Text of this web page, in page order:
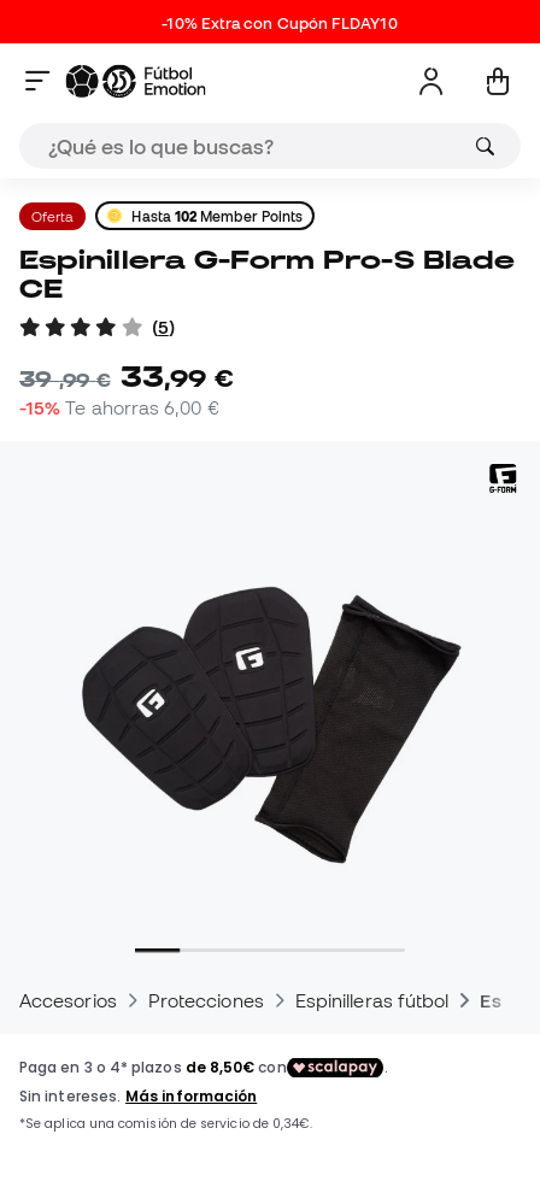
-10% Extra con Cupón FLDAY10
Oferta Hasta 102 Member Points
Espinillera G-Form Pro-S Blade
CE
(5)
39,99 € 33,99 €
-15% Te ahorras6,00 €
Accesorios Protecciones Espinilleras fútbol